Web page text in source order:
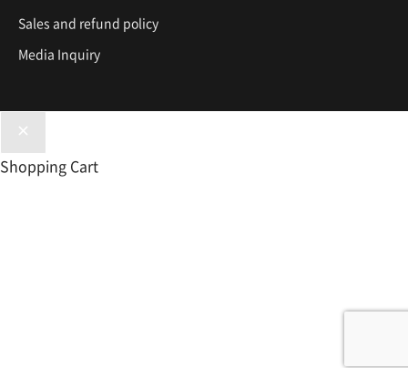
Sales and refund policy
Media Inquiry
Shopping Cart